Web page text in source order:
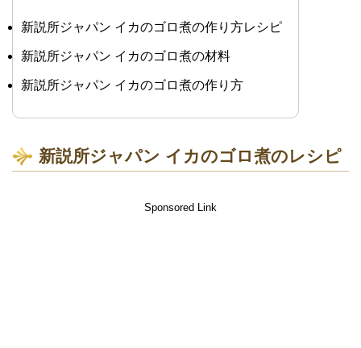
新説所ジャパン イカのゴロ煮の作り方レシピ
新説所ジャパン イカのゴロ煮の材料
新説所ジャパン イカのゴロ煮の作り方
新説所ジャパン イカのゴロ煮のレシピ
Sponsored Link